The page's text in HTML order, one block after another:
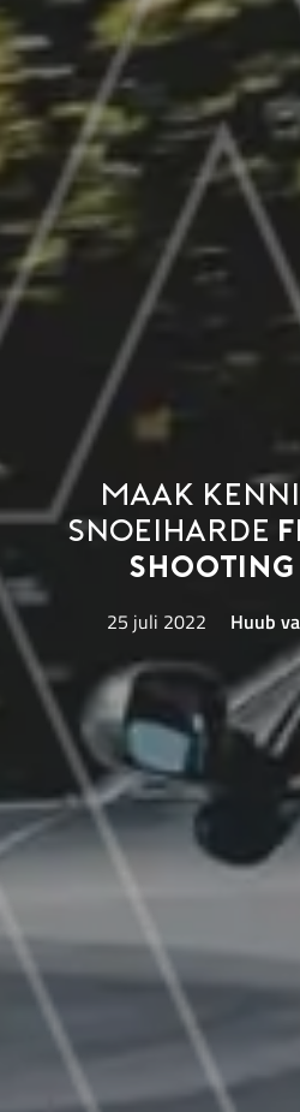
Maak
snoeiharde
Shooting
25 juli 2022 Huub